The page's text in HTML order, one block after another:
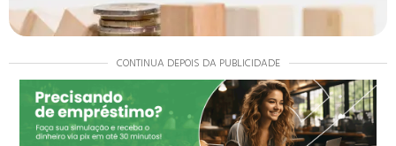
CONTINUA DEPOIS DA PUBLICIDADE